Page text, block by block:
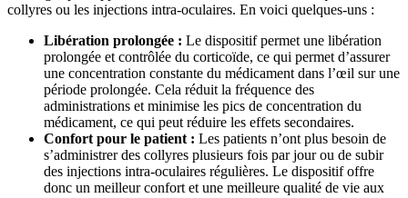
collyres ou les injections intra-oculaires. En voici quelques-uns :
Libération prolongée : Le dispositif permet une libération
prolongée et contrôlée du corticoïde, ce qui permet d’assurer
une concentration constante du médicament dans l’œil sur une
période prolongée. Cela réduit la fréquence des
administrations et minimise les pics de concentration du
médicament, ce qui peut réduire les effets secondaires.
Confort pour le patient : Les patients n’ont plus besoin de
s’administrer des collyres plusieurs fois par jour ou de subir
des injections intra-oculaires régulières. Le dispositif offre
donc un meilleur confort et une meilleure qualité de vie aux